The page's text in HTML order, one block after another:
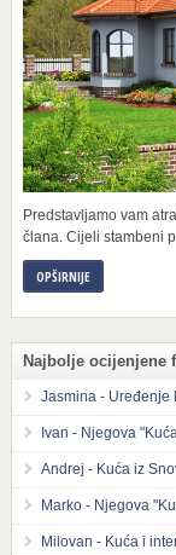
Predstavljamo vam
člana. Cijeli stambeni
OPŠIRNIJE
Najbolje ocijenjene
Jasmina - Uređenje
Ivan - Njegova
Andrej - Kuća iz
Marko - Njegova
Milovan - Kuća i